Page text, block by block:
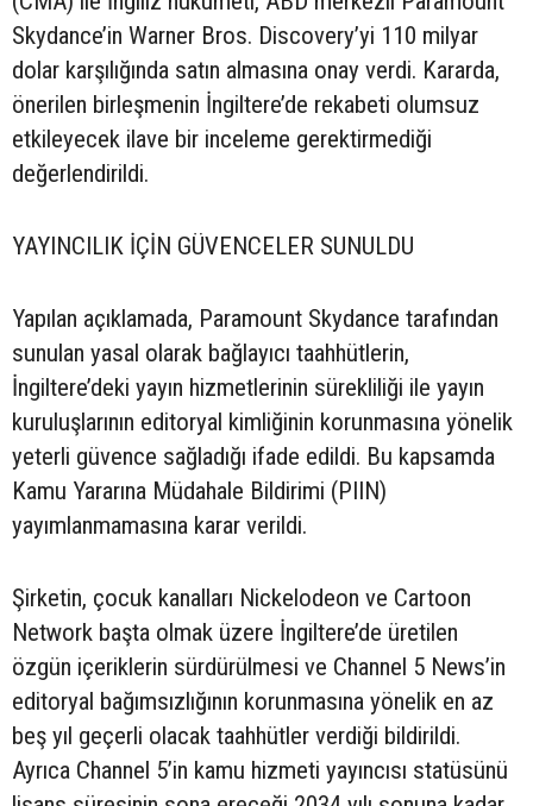
Skydance’in Warner Bros. Discovery’yi 110 milyar
dolar karşılığında satın almasına onay verdi. Kararda,
önerilen birleşmenin İngiltere’de rekabeti olumsuz
etkileyecek ilave bir inceleme gerektirmediği
değerlendirildi.
YAYINCILIK İÇİN GÜVENCELER SUNULDU
Yapılan açıklamada, Paramount Skydance tarafından
sunulan yasal olarak bağlayıcı taahhütlerin,
İngiltere’deki yayın hizmetlerinin sürekliliği ile yayın
kuruluşlarının editoryal kimliğinin korunmasına yönelik
yeterli güvence sağladığı ifade edildi. Bu kapsamda
Kamu Yararına Müdahale Bildirimi (PIIN)
yayımlanmamasına karar verildi.
Şirketin, çocuk kanalları Nickelodeon ve Cartoon
Network başta olmak üzere İngiltere’de üretilen
özgün içeriklerin sürdürülmesi ve Channel 5 News’in
editoryal bağımsızlığının korunmasına yönelik en az
beş yıl geçerli olacak taahhütler verdiği bildirildi.
Ayrıca Channel 5’in kamu hizmeti yayıncısı statüsünü